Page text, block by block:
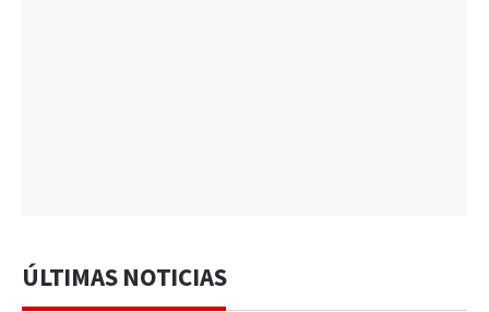
ÚLTIMAS NOTICIAS